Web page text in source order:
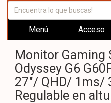
Menú Acceso
Monitor Gaming
Odyssey G6
27"/ QHD/ 1ms/
Regulable en